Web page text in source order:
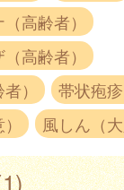
高齢者）
高齢者）
）
帯状疱
風しん（